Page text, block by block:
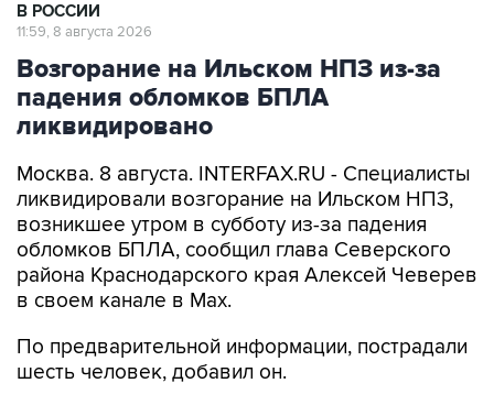
В РОССИИ
11:59, 8 августа 2026
Возгорание на Ильском НПЗ из-за
падения обломков БПЛА
ликвидировано
Москва. 8 августа. INTERFAX.RU - Специалисты
ликвидировали возгорание на Ильском НПЗ,
возникшее утром в субботу из-за падения
обломков БПЛА, сообщил глава Северского
района Краснодарского края Алексей Чеверев
в своем канале в Max.
По предварительной информации, пострадали
шесть человек, добавил он.